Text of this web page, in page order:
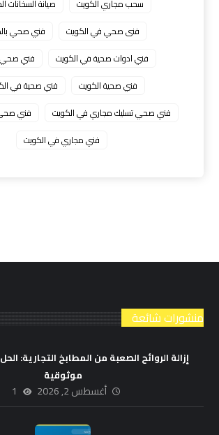
سحب مجاري الكويت
صيانة السخانات
فنى صحي في الكويت
فني صحي
فني ادوات صحية في الكويت
فني صحي
فني صحية الكويت
فني صحية في
فني صحي تسليك مجاري في الكويت
فني
فني مجاري في الكويت
منشورات شائعة
إزالة الروائح الصعبة من المطابخ التجارية:
موثوقية
أغسطس 2, 2026 1